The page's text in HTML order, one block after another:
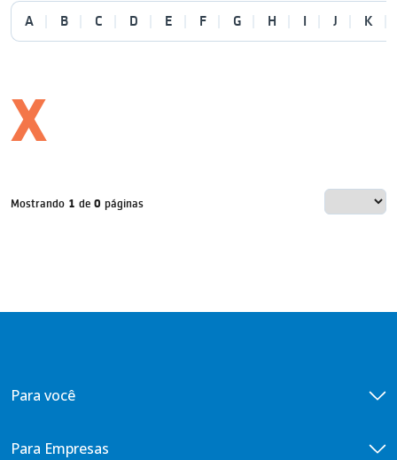
A B C D E F G H J K
X
Mostrando 1 de 0 páginas
Para você
Seguro de vida para você
Para Empresas